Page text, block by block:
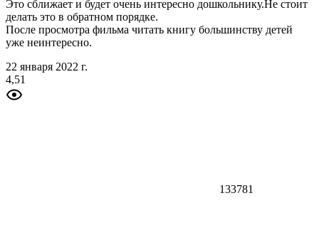
Это сближает и будет очень интересно дошкольнику.Не стоит
делать это в обратном порядке.
После просмотра фильма читать книгу большинству детей
уже неинтересно.
22 января 2022 г.
4,51
133781